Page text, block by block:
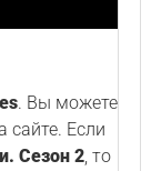
. Вы можете
сайте. Если
Сезон 2, то